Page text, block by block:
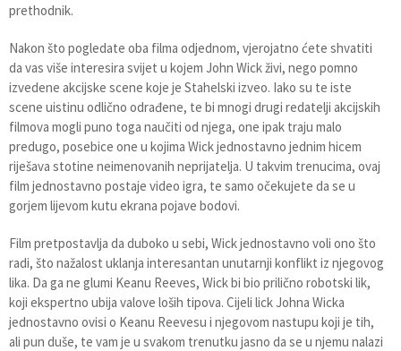
prethodnik.
Nakon što pogledate oba filma odjednom, vjerojatno ćete shvatiti
da vas više interesira svijet u kojem John Wick živi, nego pomno
izvedene akcijske scene koje je Stahelski izveo. Iako su te iste
scene uistinu odlično odrađene, te bi mnogi drugi redatelji akcijskih
filmova mogli puno toga naučiti od njega, one ipak traju malo
predugo, posebice one u kojima Wick jednostavno jednim hicem
riješava stotine neimenovanih neprijatelja. U takvim trenucima, ovaj
film jednostavno postaje video igra, te samo očekujete da se u
gorjem lijevom kutu ekrana pojave bodovi.
Film pretpostavlja da duboko u sebi, Wick jednostavno voli ono što
radi, što nažalost uklanja interesantan unutarnji konflikt iz njegovog
lika. Da ga ne glumi Keanu Reeves, Wick bi bio prilično robotski lik,
koji ekspertno ubija valove loših tipova. Cijeli lick Johna Wicka
jednostavno ovisi o Keanu Reevesu i njegovom nastupu koji je tih,
ali pun duše, te vam je u svakom trenutku jasno da se u njemu nalazi